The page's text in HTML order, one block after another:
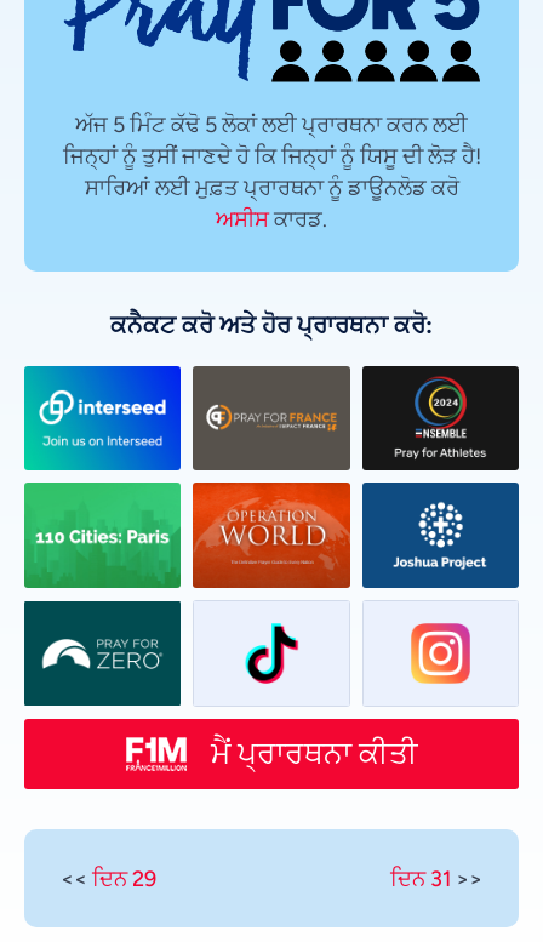
ਅੱਜ 5 ਮਿੰਟ ਕੱਢੋ 5 ਲੋਕਾਂ ਲਈ ਪ੍ਰਾਰਥਨਾ ਕਰਨ ਲਈ
ਜਿਨ੍ਹਾਂ ਨੂੰ ਤੁਸੀਂ ਜਾਣਦੇ ਹੋ ਕਿ ਜਿਨ੍ਹਾਂ ਨੂੰ ਯਿਸੂ ਦੀ ਲੋੜ ਹੈ!
ਸਾਰਿਆਂ ਲਈ ਮੁਫ਼ਤ ਪ੍ਰਾਰਥਨਾ ਨੂੰ ਡਾਊਨਲੋਡ ਕਰੋ
ਅਸੀਸਕਾਰਡ.
ਕਨੈਕਟ ਕਰੋ ਅਤੇ ਹੋਰ ਪ੍ਰਾਰਥਨਾ ਕਰੋ:
ਮੈਂ ਪ੍ਰਾਰਥਨਾ ਕੀਤੀ
<< ਦਿਨ 29 ਦਿਨ 31 >>
Vietnamese